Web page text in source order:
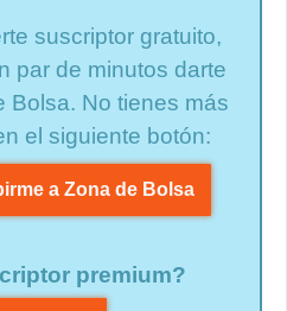
suscriptor gratuito,
par de minutos darte
Bolsa. No tienes más
el siguiente botón:
a Zona de Bolsa
premium?